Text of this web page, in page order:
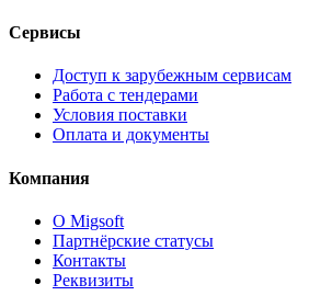
Сервисы
Доступ к зарубежным сервисам
Работа с тендерами
Условия поставки
Оплата и документы
Компания
О Migsoft
Партнёрские статусы
Контакты
Реквизиты